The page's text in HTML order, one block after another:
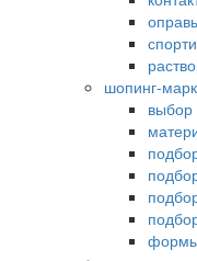
шопинг-
выбор